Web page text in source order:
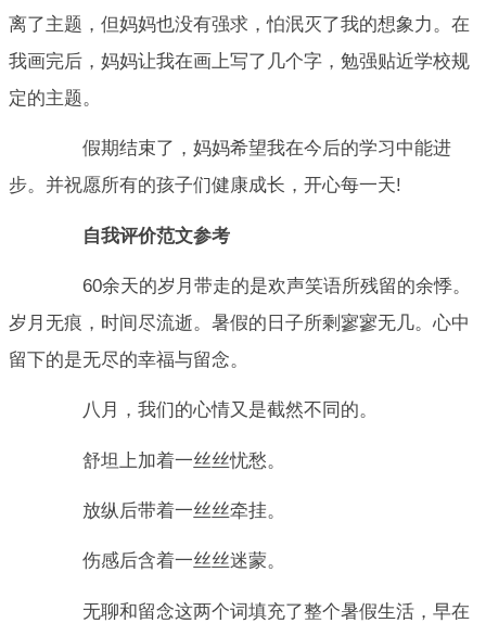
离了主题，但妈妈也没有强求，怕泯灭了我的想象力。在
我画完后，妈妈让我在画上写了几个字，勉强贴近学校规
定的主题。
假期结束了，妈妈希望我在今后的学习中能进
步。并祝愿所有的孩子们健康成长，开心每一天!
自我评价范文参考
60余天的岁月带走的是欢声笑语所残留的余悸。
岁月无痕，时间尽流逝。暑假的日子所剩寥寥无几。心中
留下的是无尽的幸福与留念。
八月，我们的心情又是截然不同的。
舒坦上加着一丝丝忧愁。
放纵后带着一丝丝牵挂。
伤感后含着一丝丝迷蒙。
无聊和留念这两个词填充了整个暑假生活，早在